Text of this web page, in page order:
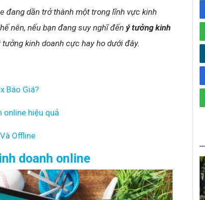
đang dần trở thành một trong lĩnh vực kinh
nên, nếu bạn đang suy nghĩ đến ý tưởng kinh
kinh doanh cực hay ho dưới đây.
Báo Giá?
online hiệu quả
Offline
doanh online